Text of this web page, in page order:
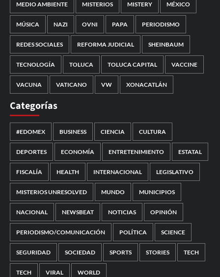
MEDIO AMBIENTE MISTERIOS MISTERY MÉXICO
MÚSICA NAZI OVNI PAPA PERIODISMO
REDES SOCIALES REFORMA JUDICIAL SHEINBAUM
TECNOLOGÍA TOLUCA TOLUCA CAPITAL VACCINE
VACUNA VATICANO VW XONACATLÁN
Categorías
#EDOMEX BUSINESS CIENCIA CULTURA
DEPORTES ECONOMÍA ENTRETENIMIENTO ESTATAL
FISCALÍA HEALTH INTERNACIONAL LEGISLATIVO
MISTERIOS UNRESOLVED MUNDO MUNICIPIOS
NACIONAL NEWSBEAT NOTICIAS OPINIÓN
PERIODISMO/COMUNICACIÓN POLÍTICA SCIENCE
SEGURIDAD SOCIEDAD SPORTS STORIES TECH
TECH VIRAL WORLD